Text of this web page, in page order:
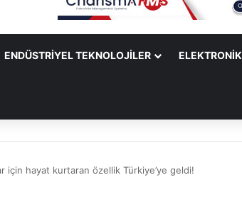
ENDÜSTRIYEL TEKNOLOJILER ELEKTRONIK
için hayat kurtaran özellik Türkiye’ye geldi!